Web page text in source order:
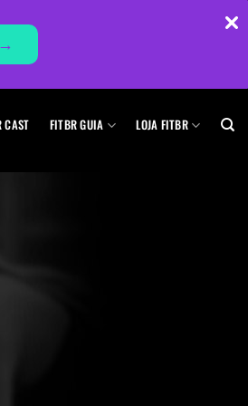
CAST FITBR GUIA LOJA FITBR